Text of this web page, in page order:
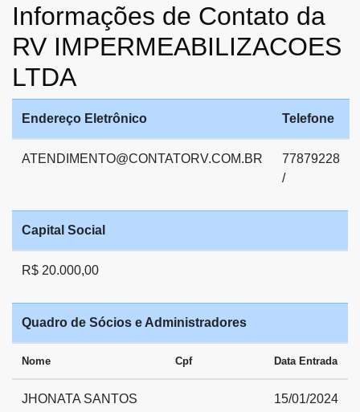
Informações de Contato da
RV IMPERMEABILIZACOES
LTDA
Endereço Eletrônico Telefone
ATENDIMENTO@CONTATORV.COM.BR
77879228
/
Capital Social
R$ 20.000,00
Quadro de Sócios e Administradores
Nome Cpf Data Entrada
JHONATA SANTOS
15/01/2024